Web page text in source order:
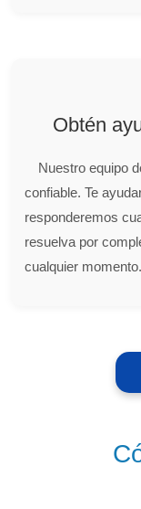
Obtén
Nuestro equipo
confiable. Te
responderemos
resuelva por
cualquier momento.